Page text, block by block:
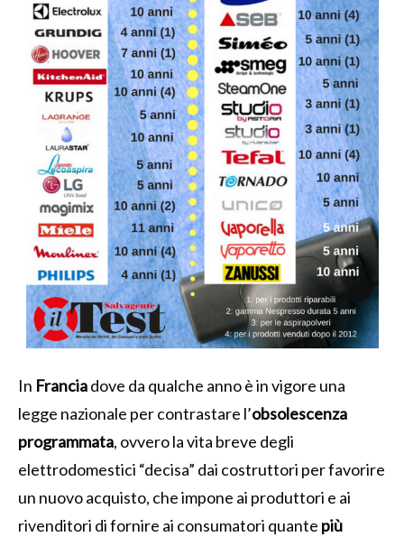
In Franciadove da qualche anno è in vigore una
legge nazionale per contrastare l’obsolescenza
programmata, ovvero la vita breve degli
elettrodomestici “decisa” dai costruttori per favorire
un nuovo acquisto, che impone ai produttori e ai
rivenditori di fornire ai consumatori quante più